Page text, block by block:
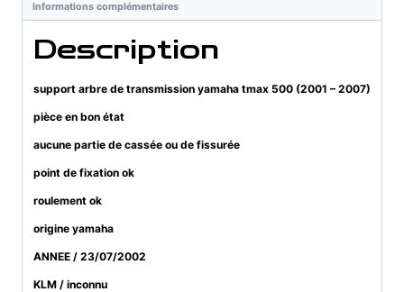
500
2007)
Informations complémentaires
Description
support arbre de transmission yamaha tmax 500 (2001 – 2007)
pièce en bon état
aucune partie de cassée ou de fissurée
point de fixation ok
roulement ok
origine yamaha
ANNEE / 23/07/2002
KLM / inconnu